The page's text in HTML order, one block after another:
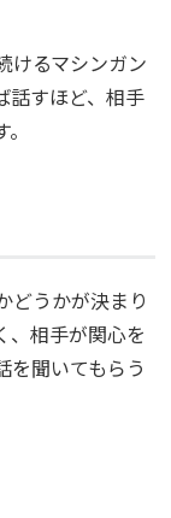
けるマシンガン
話すほど、相手
どうかが決まり
、相手が関心を
を聞いてもらう